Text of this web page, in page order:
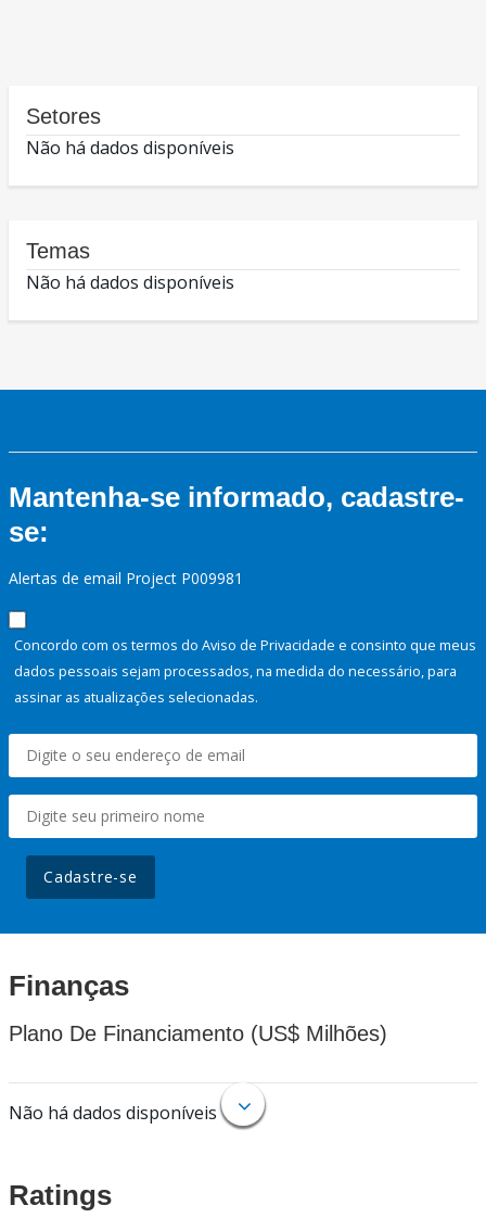
Setores
Não há dados disponíveis
Temas
Não há dados disponíveis
Mantenha-se informado, cadastre-
se:
Alertas de email Project P009981
Concordo com os termos do Aviso de Privacidade e consinto que meus
dados pessoais sejam processados, na medida do necessário, para
assinar as atualizações selecionadas.
Cadastre-se
Finanças
Plano De Financiamento (US$ Milhões)
Não há dados disponíveis
Ratings